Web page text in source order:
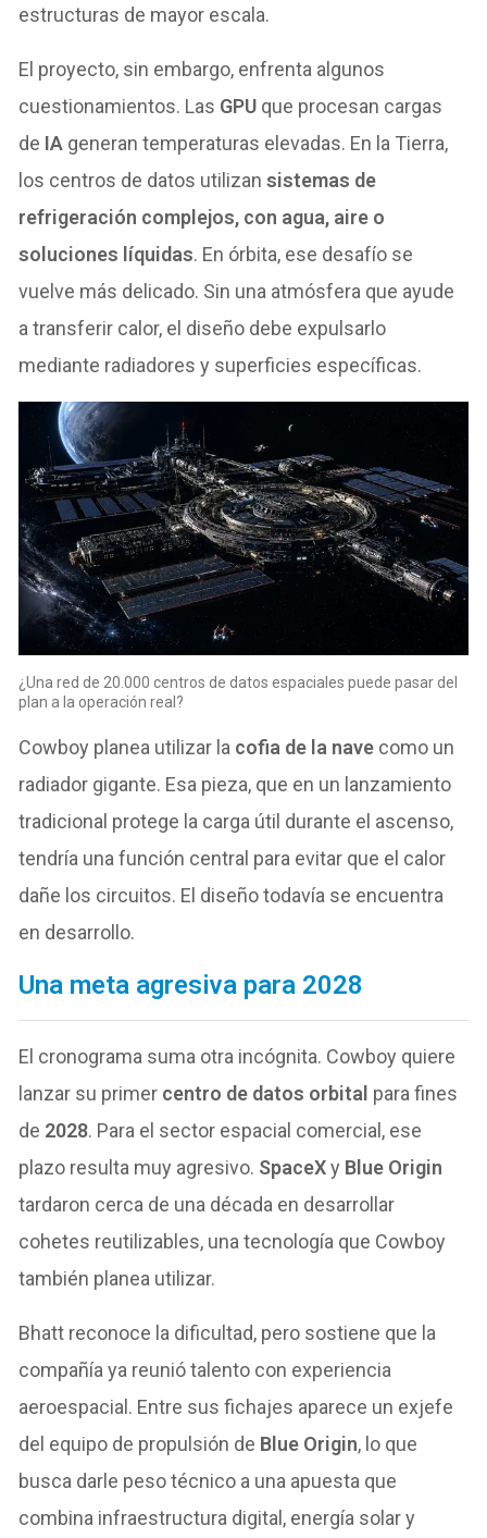
estructuras de mayor escala.
El proyecto, sin embargo, enfrenta algunos
cuestionamientos. Las GPU que procesan cargas
de IA generan temperaturas elevadas. En la Tierra,
los centros de datos utilizansistemas de
refrigeración complejos, con agua, aire o
soluciones líquidas. En órbita, ese desafío se
vuelve más delicado. Sin una atmósfera que ayude
a transferir calor, el diseño debe expulsarlo
mediante radiadores y superficies específicas.
¿Una red de 20.000 centros de datos espaciales puede pasar del
plan a la operación real?
Cowboy planea utilizar la cofia de la nave como un
radiador gigante. Esa pieza, que en un lanzamiento
tradicional protege la carga útil durante el ascenso,
tendría una función central para evitar que el calor
dañe los circuitos. El diseño todavía se encuentra
en desarrollo.
Una meta agresiva para 2028
El cronograma suma otra incógnita. Cowboy quiere
lanzar su primer centro de datos orbital para fines
de 2028. Para el sector espacial comercial, ese
plazo resulta muy agresivo. SpaceXy Blue Origin
tardaron cerca de una década en desarrollar
cohetes reutilizables, una tecnología que Cowboy
también planea utilizar.
Bhatt reconoce la dificultad, pero sostiene que la
compañía ya reunió talento con experiencia
aeroespacial. Entre sus fichajes aparece un exjefe
del equipo de propulsión de Blue Origin, lo que
busca darle peso técnico a una apuesta que
combina infraestructura digital, energía solar y